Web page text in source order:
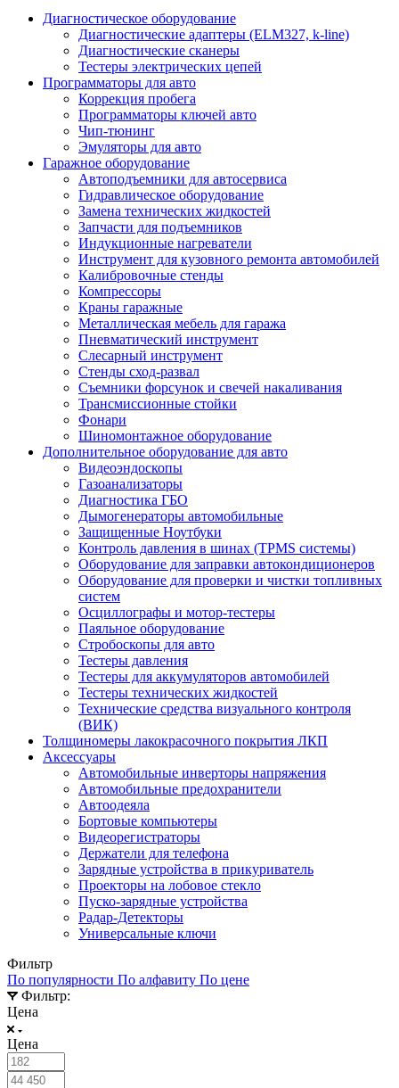
Диагностическое оборудование
Диагностические адаптеры (ELM327, k-line)
Диагностические сканеры
Тестеры электрических цепей
Программаторы для авто
Коррекция пробега
Программаторы ключей авто
Чип-тюнинг
Эмуляторы для авто
Гаражное оборудование
Автоподъемники для автосервиса
Гидравлическое оборудование
Замена технических жидкостей
Запчасти для подъемников
Индукционные нагреватели
Инструмент для кузовного ремонта автомобилей
Калибровочные стенды
Компрессоры
Краны гаражные
Металлическая мебель для гаража
Пневматический инструмент
Слесарный инструмент
Стенды сход-развал
Съемники форсунок и свечей накаливания
Трансмиссионные стойки
Фонари
Шиномонтажное оборудование
Дополнительное оборудование для авто
Видеоэндоскопы
Газоанализаторы
Диагностика ГБО
Дымогенераторы автомобильные
Защищенные Ноутбуки
Контроль давления в шинах (TPMS системы)
Оборудование для заправки автокондиционеров
Оборудование для проверки и чистки топливных
систем
Осциллографы и мотор-тестеры
Паяльное оборудование
Стробоскопы для авто
Тестеры давления
Тестеры для аккумуляторов автомобилей
Тестеры технических жидкостей
Технические средства визуального контроля
(ВИК)
Толщиномеры лакокрасочного покрытия ЛКП
Аксессуары
Автомобильные инверторы напряжения
Автомобильные предохранители
Автоодеяла
Бортовые компьютеры
Видеорегистраторы
Держатели для телефона
Зарядные устройства в прикуриватель
Проекторы на лобовое стекло
Пуско-зарядные устройства
Радар-Детекторы
Универсальные ключи
Фильтр
По популярности По алфавиту По цене
Фильтр:
Цена
Цена